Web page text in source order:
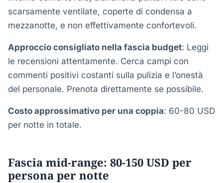
scarsamente ventilate, coperte di condensa a
mezzanotte, e non effettivamente confortevoli.
Approccio consigliato nella fascia budget: Leggi
le recensioni attentamente. Cerca campi con
commenti positivi costanti sulla pulizia e l’onestà
del personale. Prenota direttamente se possibile.
Costo approssimativo per una coppia: 60-80 USD
per notte in totale.
Fascia mid-range: 80-150 USD per
persona per notte